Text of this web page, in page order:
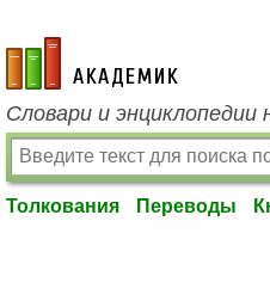
academic.ru
Словари и энциклопедии
Толкования Переводы